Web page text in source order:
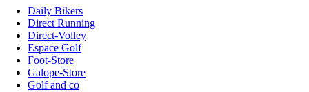
Daily Bikers
Direct Running
Direct-Volley
Espace Golf
Foot-Store
Galope-Store
Golf and co